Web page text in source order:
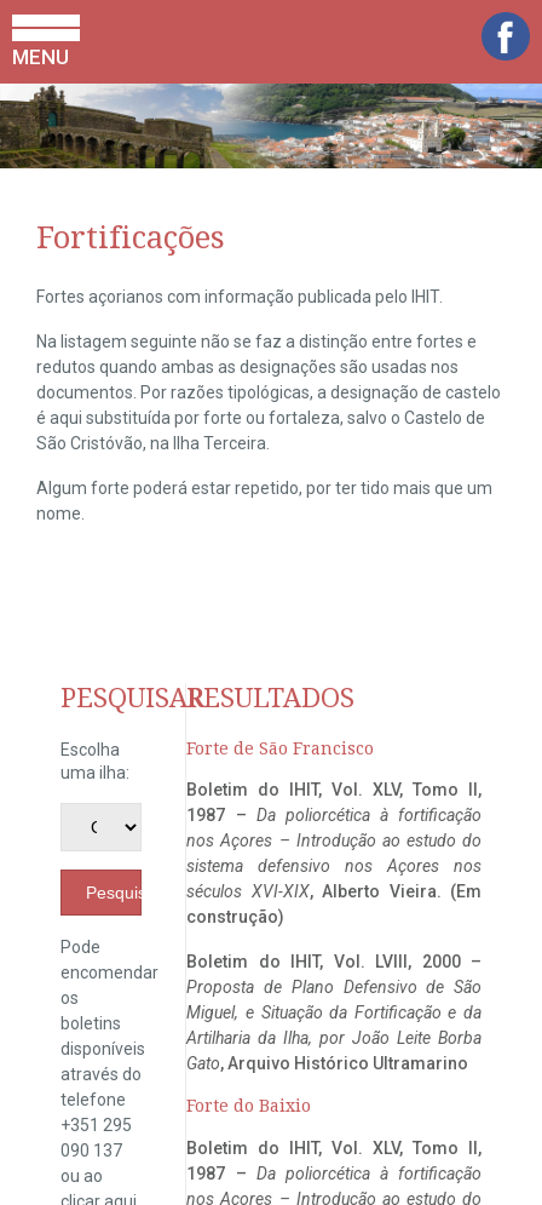
MENU
Fortificações
Fortes açorianos com informação publicada pelo IHIT.
Na listagem seguinte não se faz a distinção entre fortes e
redutos quando ambas as designações são usadas nos
documentos. Por razões tipológicas, a designação de castelo
é aqui substituída por forte ou fortaleza, salvo o Castelo de
São Cristóvão, na Ilha Terceira.
Algum forte poderá estar repetido, por ter tido mais que um
nome.
PESQUISAR
Escolha
uma ilha:
Pesquisar
Pode
encomendar
os
boletins
disponíveis
através do
telefone
+351 295
090 137
ou ao
RESULTADOS
Forte de São Francisco
Boletim do IHIT, Vol. XLV, Tomo II,
1987 – Da poliorcética à fortificação
nos Açores – Introdução ao estudo do
sistema defensivo nos Açores nos
séculos XVI-XIX, Alberto Vieira. (Em
construção)
Boletim do IHIT, Vol. LVIII, 2000 –
Proposta de Plano Defensivo de São
Miguel, e Situação da Fortificação e da
Artilharia da Ilha, por João Leite Borba
Gato, Arquivo Histórico Ultramarino
Forte do Baixio
Boletim do IHIT, Vol. XLV, Tomo II,
1987 – Da poliorcética à fortificação
nos Açores – Introdução ao estudo do